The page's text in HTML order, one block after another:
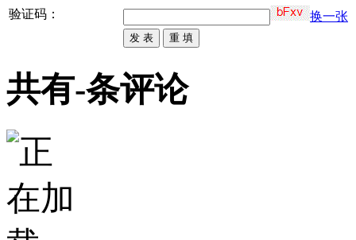
验证码： 换一张
共有-条评论